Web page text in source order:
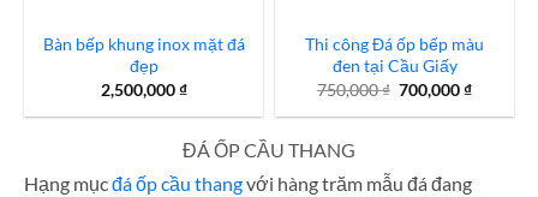
Bàn bếp khung inox mặt đá
đẹp
2,500,000₫
Thi công Đá ốp bếp màu
đen tại Cầu Giấy
750,000₫ Giá
là:
700,000₫Giá
tại
ĐÁ ỐP CẦU THANG
Hạng mụcđá ốp cầu thangvới hàng trăm mẫu đá đang